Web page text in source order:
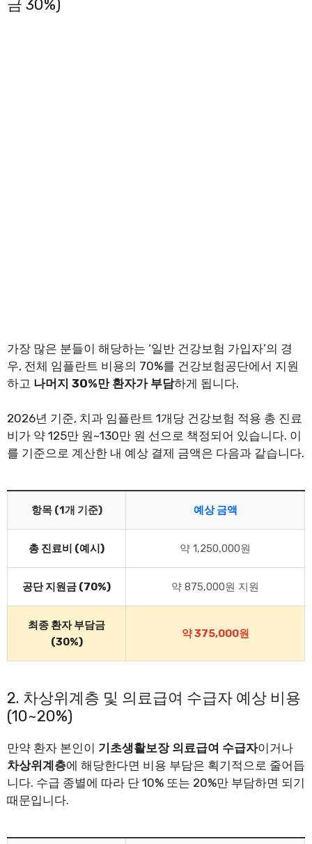
금 30%)
가장 많은 분들이 해당하는 ‘일반 건강보험 가입자’의 경
우, 전체 임플란트 비용의 70%를 건강보험공단에서 지원
하고 나머지 30%만 환자가 부담하게 됩니다.
2026년 기준, 치과 임플란트 1개당 건강보험 적용 총 진료
비가 약 125만 원~130만 원 선으로 책정되어 있습니다. 이
를 기준으로 계산한 내 예상 결제 금액은 다음과 같습니다.
항목 (1개 기준) 예상 금액
총 진료비 (예시) 약 1,250,000원
공단 지원금 (70%) 약 875,000원 지원
최종 환자 부담금
(30%)
약 375,000원
2. 차상위계층 및 의료급여 수급자 예상 비용
(10~20%)
만약 환자 본인이 기초생활보장 의료급여 수급자이거나
차상위계층에 해당한다면 비용 부담은 획기적으로 줄어듭
니다. 수급 종별에 따라 단 10% 또는 20%만 부담하면 되기
때문입니다.